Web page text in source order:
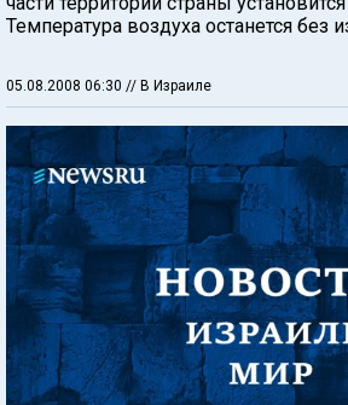
Температура воздуха останется без
05.08.2008 06:30 // В Израиле